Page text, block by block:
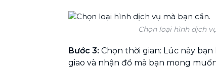
Chọn loại hình dịch
Bước 3: Chọn thời gian: Lúc này
giao và nhận đồ mà bạn mong